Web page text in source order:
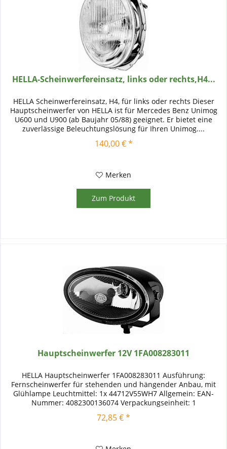
HELLA-Scheinwerfereinsatz, links oder rechts,H4...
HELLA Scheinwerfereinsatz, H4, für links oder rechts Dieser
Hauptscheinwerfer von HELLA ist für Mercedes Benz Unimog
U600 und U900 (ab Baujahr 05/88) geeignet. Er bietet eine
zuverlässige Beleuchtungslösung für Ihren Unimog....
140,00 € *
Merken
Zum Produkt
Hauptscheinwerfer 12V 1FA008283011
HELLA Hauptscheinwerfer 1FA008283011 Ausführung:
Fernscheinwerfer für stehenden und hängender Anbau, mit
Glühlampe Leuchtmittel: 1x 44712V55WH7 Allgemein: EAN-
Nummer: 4082300136074 Verpackungseinheit: 1
Gebrauchsnummern: FF 50, E1 1210...
72,85 € *